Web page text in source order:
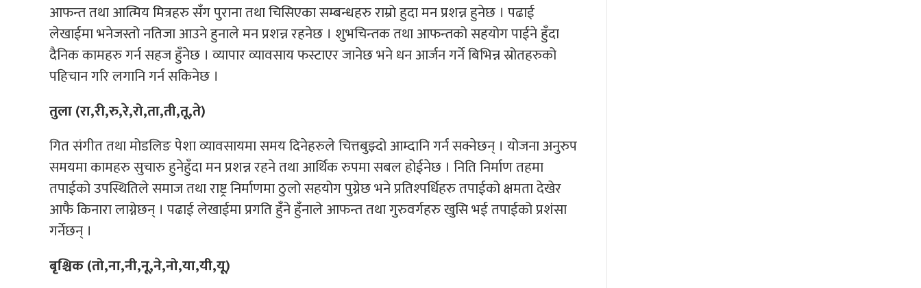
आफन्त तथा आत्मिय मित्रहरु सँग पुराना तथा चिसिएका सम्बन्धहरु राम्रो हुदा मन प्रशन्न हुनेछ । पढाई
लेखाईमा भनेजस्तो नतिजा आउने हुनाले मन प्रशन्न रहनेछ । शुभचिन्तक तथा आफन्तको सहयोग पाईने हुँदा
दैनिक कामहरु गर्न सहज हुँनेछ । व्यापार व्यावसाय फस्टाएर जानेछ भने धन आर्जन गर्ने बिभिन्न स्रोतहरुको
पहिचान गरि लगानि गर्न सकिनेछ ।
तुला (रा,री,रु,रे,रो,ता,ती,तू,ते)
गित संगीत तथा मोडलिङ पेशा व्यावसायमा समय दिनेहरुले चित्तबुझ्दो आम्दानि गर्न सक्नेछन् । योजना अनुरुप
समयमा कामहरु सुचारु हुनेहुँदा मन प्रशन्न रहने तथा आर्थिक रुपमा सबल होईनेछ । निति निर्माण तहमा
तपाईको उपस्थितिले समाज तथा राष्ट्र निर्माणमा ठुलो सहयोग पुग्नेछ भने प्रतिश्पर्धिहरु तपाईको क्षमता देखेर
आफै किनारा लाग्नेछन् । पढाई लेखाईमा प्रगति हुँने हुँनाले आफन्त तथा गुरुवर्गहरु खुसि भई तपाईको प्रशंसा
गर्नेछन् ।
बृश्चिक (तो,ना,नी,नू,ने,नो,या,यी,यू)